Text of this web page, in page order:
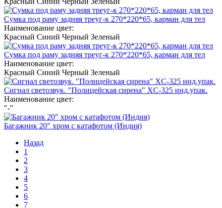
Сумка под раму задняя треуг-к 270*220*65, карман для тел
Наименование цвет:
Красный Синий Черный Зеленый
Сумка под раму задняя треуг-к 270*220*65, карман для тел
Наименование цвет:
Красный Синий Черный Зеленый
Сигнал светозвук. "Полицейская сирена" XC-325 инд.упак.
Наименование цвет:
"-"
Багажник 20" хром с катафотом (Индия)
Назад
1
2
3
4
5
6
7